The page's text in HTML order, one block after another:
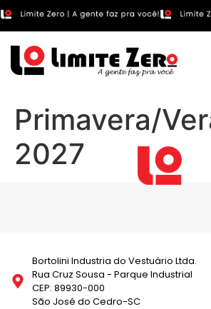
Primavera/
2027
Bortolini Industria do Vestuário Ltda.
Rua Cruz Sousa - Parque Industrial
CEP: 89930-000
São José do Cedro-SC